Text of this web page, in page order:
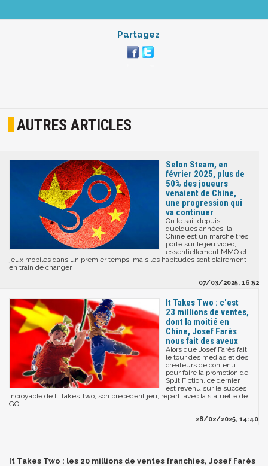
Partagez
AUTRES ARTICLES
Selon Steam, en
février 2025, plus de
50% des joueurs
venaient de Chine,
une progression qui
va continuer
On le sait depuis
quelques années, la
Chine est un marché très
porté sur le jeu vidéo,
essentiellement MMO et
jeux mobiles dans un premier temps, mais les habitudes sont clairement
en train de changer.
07/03/2025, 16:52
It Takes Two : c'est
23 millions de ventes,
dont la moitié en
Chine, Josef Farès
nous fait des aveux
Alors que Josef Farès fait
le tour des médias et des
créateurs de contenu
pour faire la promotion de
Split Fiction, ce dernier
est revenu sur le succès
incroyable de It Takes Two, son précédent jeu, reparti avec la statuette de
GO
28/02/2025, 14:40
It Takes Two : les 20 millions de ventes franchies, Josef Farès